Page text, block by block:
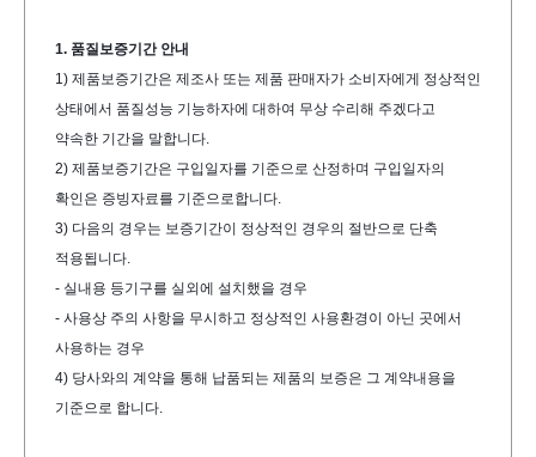
1. 품질보증기간 안내
1) 제품보증기간은 제조사 또는 제품 판매자가 소비자에게 정상적인
상태에서 품질성능 기 능하자에 대하여 무상 수리해 주겠다고
약속한 기간을 말합니다.
2) 제품보증기간은 구입일자를 기준으로 산정하며 구입일자의
확인은 증빙자료를 기준으로합니다.
3) 다음의 경우는 보증기간이 정상적인 경우의 절반으로 단축
적용됩니다.
- 실내용 등기구를 실외에 설치했을 경우
- 사용상 주의 사항을 무시하고 정상적인 사용환경이 아닌 곳에서
사용하는 경우
4) 당사와의 계약을 통해 납품되는 제품의 보증은 그 계약내용을
기준으로 합니다.